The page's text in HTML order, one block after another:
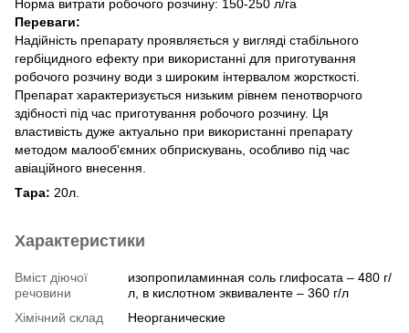
Норма витрати робочого розчину: 150-250 л/га
Переваги:
Надійність препарату проявляється у вигляді стабільного
гербіцидного ефекту при використанні для приготування
робочого розчину води з широким інтервалом жорсткості.
Препарат характеризується низьким рівнем пенотворчого
здібності під час приготування робочого розчину. Ця
властивість дуже актуально при використанні препарату
методом малооб'ємних обприскувань, особливо під час
авіаційного внесення.
Тара: 20л.
Характеристики
Вміст діючої
речовини
изопропиламинная соль глифосата – 480 г/
л, в кислотном эквиваленте – 360 г/л
Хімічний склад
Неорганические